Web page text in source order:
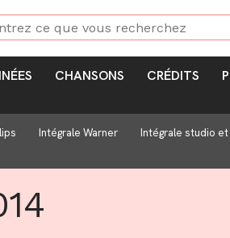
CHANSONS CRÉDITS
Intégrale Warner Intégrale studio et